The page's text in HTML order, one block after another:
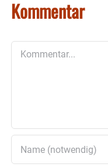
Kommentar